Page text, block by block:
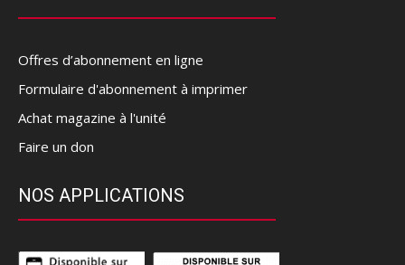
Offres d’abonnement en ligne
Formulaire d'abonnement à imprimer
Achat magazine à l'unité
Faire un don
NOS APPLICATIONS